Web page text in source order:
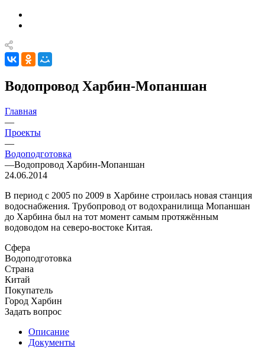
Водопровод Харбин-Мопаншан
Главная
—
Проекты
—
Водоподготовка
—Водопровод Харбин-Мопаншан
24.06.2014
В период с 2005 по 2009 в Харбине строилась новая станция
водоснабжения. Трубопровод от водохранилища Мопаншан
до Харбина был на тот момент самым протяжённым
водоводом на северо-востоке Китая.
Сфера
Водоподготовка
Страна
Китай
Покупатель
Город Харбин
Задать вопрос
Описание
Документы